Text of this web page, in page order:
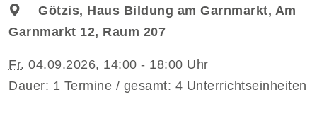
Götzis, Haus Bildung am Garnmarkt, Am
Garnmarkt 12, Raum 207
Fr. 04.09.2026, 14:00 - 18:00 Uhr
Dauer: 1 Termine / gesamt: 4 Unterrichtseinheiten